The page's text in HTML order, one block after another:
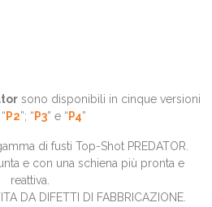
sono disponibili in cinque versioni
P2”; “ P3” e “ P4”
di fusti Top-Shot PREDATOR.
e con una schiena più pronta e
reattiva.
DA DIFETTI DI FABBRICAZIONE.